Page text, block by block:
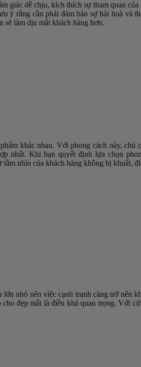
giác dễ chịu, kích thích sự tham quan
ý rằng cần phải đảm bảo sự hài hoà và
sẽ làm dịu mắt khách hàng hơn.
khác nhau. Với phong cách này, chủ
nhất. Khi bạn quyết định lựa chọn
nhìn của khách hàng không bị khuất,
nhỏ nên việc cạnh tranh càng trở nên
đẹp mắt là điều khá quan trọng. Với